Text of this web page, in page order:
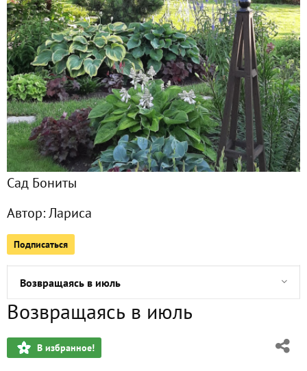
Сад Бониты
Автор:Лариса
Подписаться
Фото 78
Сейчас обсуждают
Уходящая красота
Снег в сентябре
Осень. Сентябрь в саду
Редкий дождливый день в августе
Июль в саду (продолжение)
Возвращаясь в июль
Урожай картофеля в 2022-м. Начало: Розара и Адретта
Поход в огород
Возвращаясь в июль
В избранное!